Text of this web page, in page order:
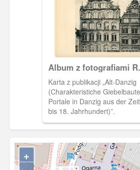
Album z fotografiami
Kuhna
Karta z publikacji „Alt-Danzig
(Charakteristiche
Portale in Danzig aus der
bis 18. Jahrhundert)”.
+